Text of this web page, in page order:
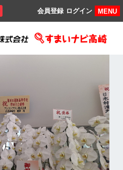
MENU
ログイン
会員登録